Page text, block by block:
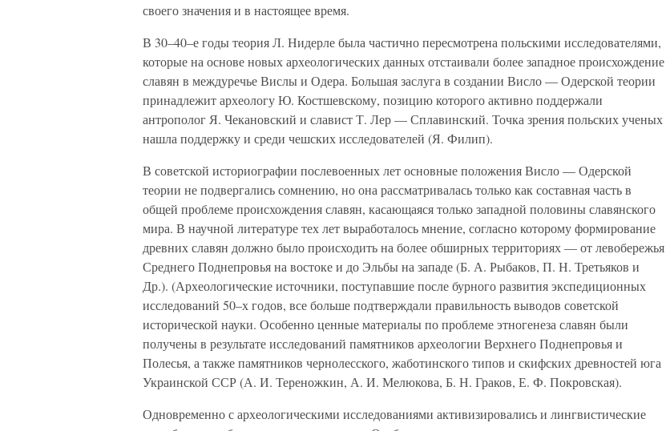
своего значения и в настоящее время.
В 30–40–е годы теория Л. Нидерле была частично пересмотрена польскими исследователями,
которые на основе новых археологических данных отстаивали более западное происхождение
славян в междуречье Вислы и Одера. Большая заслуга в создании Висло — Одерской теории
принадлежит археологу Ю. Костшевскому, позицию которого активно поддержали
антрополог Я. Чекановский и славист Т. Лер — Сплавинский. Точка зрения польских ученых
нашла поддержку и среди чешских исследователей (Я. Филип).
В советской историографии послевоенных лет основные положения Висло — Одерской
теории не подвергались сомнению, но она рассматривалась только как составная часть в
общей проблеме происхождения славян, касающаяся только западной половины славянского
мира. В научной литературе тех лет выработалось мнение, согласно которому формирование
древних славян должно было происходить на более обширных территориях — от левобережья
Среднего Поднепровья на востоке и до Эльбы на западе (Б. А. Рыбаков, П. Н. Третьяков и
Др.). (Археологические источники, поступавшие после бурного развития экспедиционных
исследований 50–х годов, все больше подтверждали правильность выводов советской
исторической науки. Особенно ценные материалы по проблеме этногенеза славян были
получены в результате исследований памятников археологии Верхнего Поднепровья и
Полесья, а также памятников чернолесского, жаботинского типов и скифских древностей юга
Украинской ССР (А. И. Тереножкин, А. И. Мелюкова, Б. Н. Граков, Е. Ф. Покровская).
Одновременно с археологическими исследованиями активизировались и лингвистические